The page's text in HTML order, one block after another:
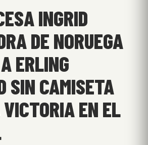
INGRID
DE NORUEGA
ERLING
SIN CAMISETA
EN EL